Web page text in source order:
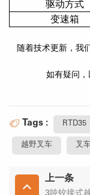
驱动方式
变速箱
随着技术更新，我
如有疑问，
Tags : RTD35
越野叉车 叉
上一条